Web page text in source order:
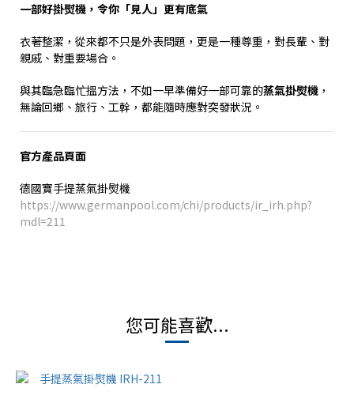
一部好掛熨機，令你「見人」更有底氣
衣著整潔，從來都不只是外表問題，更是一種尊重，對長輩、對
親戚、對重要場合。
與其臨急臨忙搵方法，不如一早準備好一部可靠的蒸氣掛熨機 ，
無論回鄉、旅行、工幹，都能隨時應對突發狀況。
官方產品頁面
德國寶手提蒸氣掛熨機
https://www.germanpool.com/chi/products/ir_irh.php?
mdl=211
您可能喜歡...